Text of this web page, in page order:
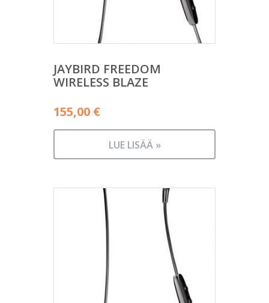
JAYBIRD FREEDOM
WIRELESS BLAZE
155,00 €
LUE LISÄÄ »